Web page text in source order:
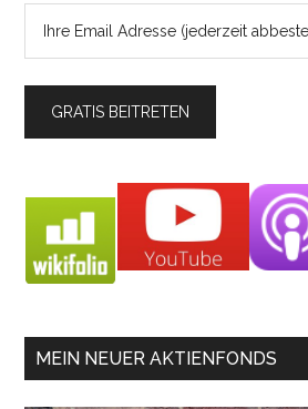
MEIN NEUER AKTIENFONDS